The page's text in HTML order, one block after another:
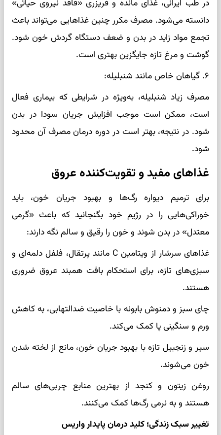
در طب ایرانی، غذای مانده و فریزری «فاقد نیروی حیاتی»
دانسته می‌شود. مصرف مکرر چنین غذاهایی می‌تواند باعث
تجمع مواد زاید در بدن و ضعف دستگاه گردش خون شود.
گوشت و مرغ تازه جایگزین بهتری است.
۶. گیاهان خاص مانند شنبلیله:
مصرف زیاد شنبلیله، به‌ویژه در شرایطی که بیماری فعال
است، ممکن است موجب افزایش جریان سودا در بدن
شود. در نتیجه، بهتر است در دوره درمان مصرف آن محدود
شود.
غذاهای مفید و تقویت‌کننده عروق
برای ترمیم دیواره رگ‌ها و بهبود جریان خون، باید
خوراکی‌هایی را در رژیم خود بگنجانید که باعث «گرمی
معتدل» در بدن شوند و خون را رقیق و سالم نگه دارند:
غذاهای سرشار از ویتامین C مانند پرتقال، فلفل دلمه‌ای و
سبزی‌های تازه، برای استحکام بافت همبند عروق ضروری
هستند.
چای سبز و دمنوش بابونه با خاصیت ضدالتهابی، به کاهش
ورم و سنگینی پا کمک می‌کند.
سیر و زنجبیل تازه با بهبود جریان خون، مانع از لخته شدن
خون می‌شوند.
روغن زیتون و کنجد از بهترین منابع چربی‌های سالم
هستند و به نرمی رگ‌ها کمک می‌کنند.
تغییر سبک زندگی؛ کلید درمان پایدار واریس